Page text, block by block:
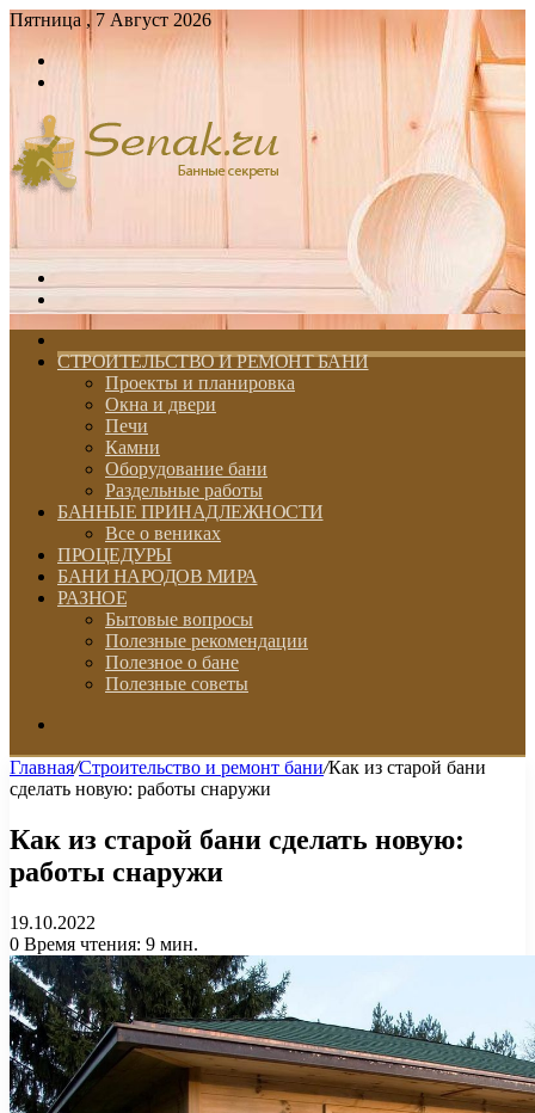
Пятница , 7 Август 2026
Войти
skin
СТРОИТЕЛЬСТВО И РЕМОНТ БАНИ
Проекты и планировка
Окна и двери
Печи
Камни
Оборудование бани
Раздельные работы
БАННЫЕ ПРИНАДЛЕЖНОСТИ
Все о вениках
ПРОЦЕДУРЫ
БАНИ НАРОДОВ МИРА
РАЗНОЕ
Бытовые вопросы
Полезные рекомендации
Полезное о бане
Полезные советы
Главная/Строительство и ремонт бани/Как из старой бани
сделать новую: работы снаружи
Как из старой бани сделать новую:
работы снаружи
19.10.2022
0 Время чтения: 9 мин.